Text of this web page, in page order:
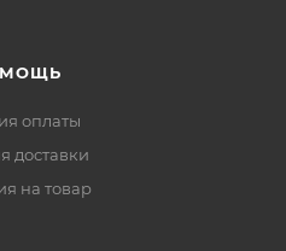
оплаты
доставки
на товар